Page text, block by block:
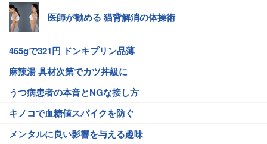
医師が勧める 猫背解消の体操術
465gで321円 ドンキプリン品薄
麻辣湯 具材次第でカツ丼級に
うつ病患者の本音とNGな接し方
キノコで血糖値スパイクを防ぐ
メンタルに良い影響を与える趣味